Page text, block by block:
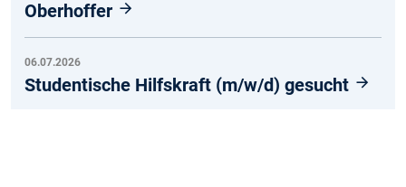
Oberhoffer
06.07.2026
Studentische Hilfskraft (m/w/d) gesucht